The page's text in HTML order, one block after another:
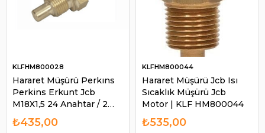
Hararet Müşürü Perkıns
Perkins Erkunt Jcb
M18X1,5 24 Anahtar / 2
Fişli / MF14-3055
MF143055 | KLF
KLFHM800028
₺435,00
Hararet Müşürü Jcb Isı
Sıcaklık Müşürü Jcb
Motor | KLF HM800044
KLFHM800044
₺535,00